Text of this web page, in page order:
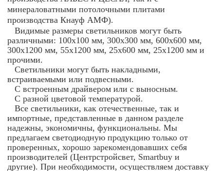
минераловатными потолочными плитами
производства Кнауф АМФ).
Видимые размеры светильников могут быть
различными: 100х100 мм, 300х300 мм, 600х600 мм,
300х1200 мм, 55х1200 мм, 25х600 мм, 25х1200 мм и
прочими.
Светильники могут быть накладными,
встраиваемыми или подвесными.
С встроенным драйвером или с выносным.
С разной цветовой температурой.
Все светильники, как отечественные, так и
импортные, представленные в данном разделе
надежны, экономичны, функциональны. Мы
предлагаем светодиодную продукцию только от
проверенных, хорошо зарекомендовавших себя
производителей (Центрстройсвет, Smartbuy и
другие). При необходимости, осуществляем доставку